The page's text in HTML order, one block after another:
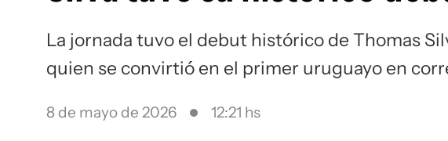
La jornada tuvo el debut histórico de Thomas
quien se convirtió en el primer uruguayo en
8 de mayo de 2026 12:21 hs